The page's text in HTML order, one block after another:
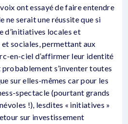
ont essayé de faire entendre
ne serait une réussite que si
d’initiatives locales et
sociales, permettant aux
en-ciel d’affirmer leur identité
s’inventer toutes
sur elles-mêmes car pour les
spectacle (pourtant grands
!), lesdites « initiatives »
sur investissement